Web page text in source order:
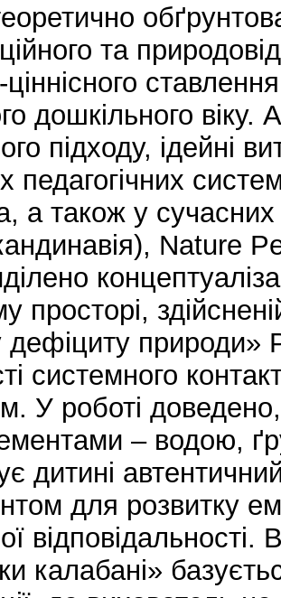
та
дошкільного
підходу, ідейні
педагогічних
а також у сучасних
Nature
просторі,
дефіциту природи»
системного
У роботі
– водою,
дитині
для розвитку
калабані»